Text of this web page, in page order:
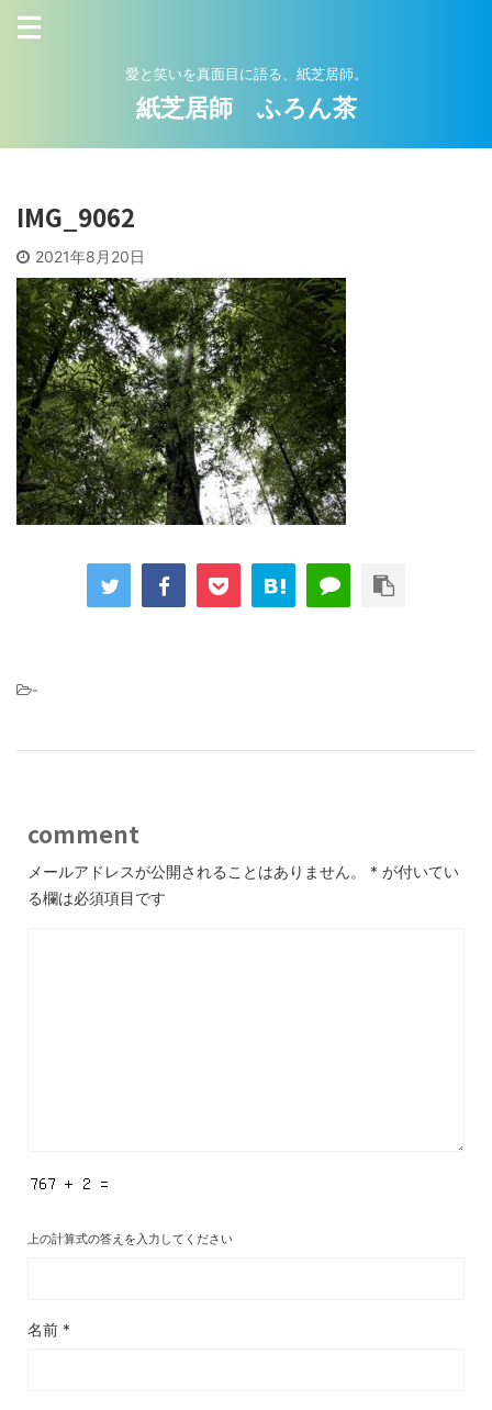
愛と笑いを真面目に語る、紙芝居師。
紙芝居師 ふろん茶
IMG_9062
2021年8月20日
-
comment
メールアドレスが公開されることはありません。 * が付いてい
る欄は必須項目です
上の計算式の答えを入力してください
名前 *